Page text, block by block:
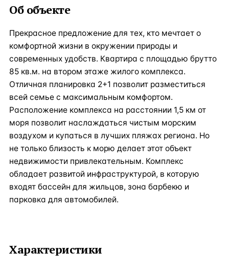
Об объекте
Прекрасное предложение для тех, кто мечтает о
комфортной жизни в окружении природы и
современных удобств. Квартира с площадью брутто
85 кв.м. на втором этаже жилого комплекса.
Отличная планировка 2+1 позволит разместиться
всей семье с максимальным комфортом.
Расположение комплекса на расстоянии 1,5 км от
моря позволит наслаждаться чистым морским
воздухом и купаться в лучших пляжах региона. Но
не только близость к морю делает этот объект
недвижимости привлекательным. Комплекс
обладает развитой инфраструктурой, в которую
входят бассейн для жильцов, зона барбекю и
парковка для автомобилей.
Характеристики